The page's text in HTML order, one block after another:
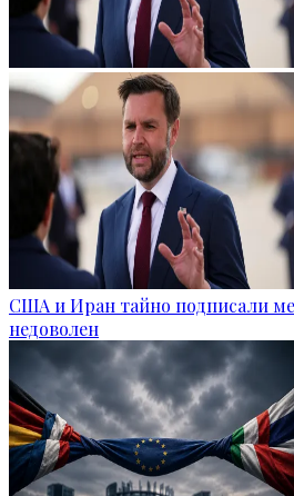
США и Иран тайно подписали
недоволен